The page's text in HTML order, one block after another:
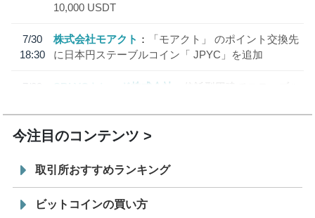
10,000 USDT
7/30
18:30
株式会社モアクト
「モアクト」 のポイント交換先
に日本円ステーブルコイン「 JPYC」を追加
7/29
SBI VCトレード株式会社
信託型円建てステーブル
今注目のコンテンツ
取引所おすすめランキング
ビットコインの買い方